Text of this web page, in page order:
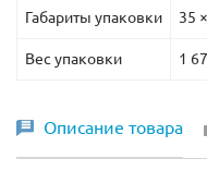
Габариты упаковки 35
Вес упаковки 1
Описание товара